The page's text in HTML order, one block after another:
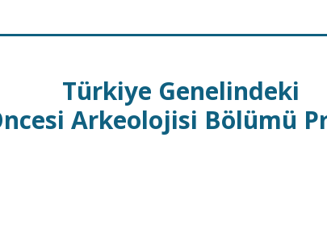
Türkiye Genelindeki
Arkeolojisi Bölümü